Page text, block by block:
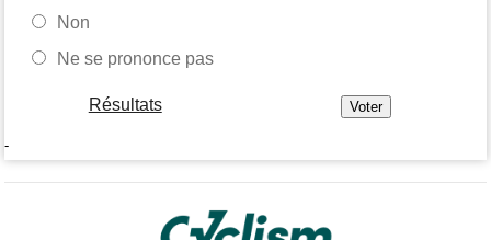
Non
Ne se prononce pas
Résultats
-